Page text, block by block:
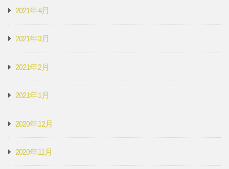
2021年4月
2021年3月
2021年2月
2021年1月
2020年12月
2020年11月